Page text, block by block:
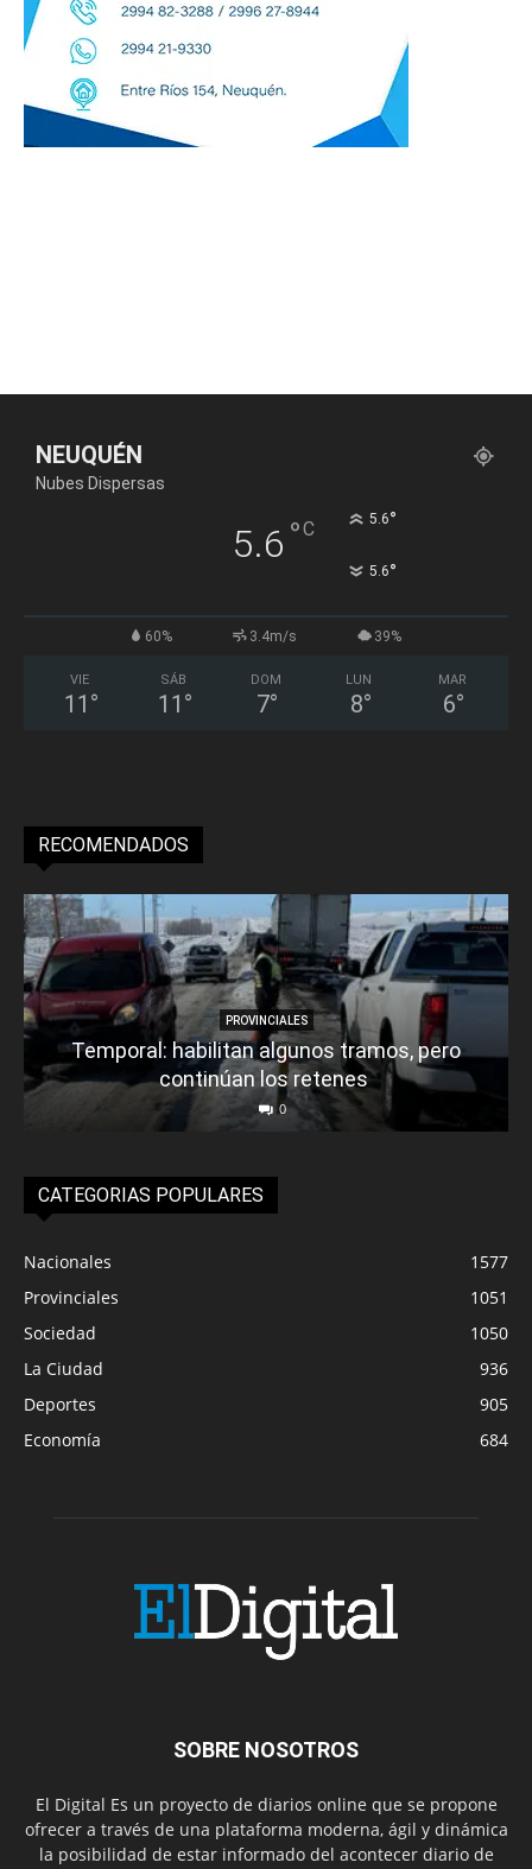
NEUQUÉN
Nubes Dispersas
5.6 °C 5.6°
5.6°
60% 3.4m/s 39%
VIE
11 °
SÁB
11 °
DOM
7°
LUN
8°
MAR
6°
RECOMENDADOS
PROVINCIALES
Temporal: habilitan algunos tramos, pero
continúan los retenes
0
CATEGORIAS POPULARES
Nacionales
1577
Provinciales
1051
Sociedad
1050
La Ciudad
936
Deportes
905
Economía
684
SOBRE NOSOTROS
El Digital Es un proyecto de diarios online que se propone
ofrecer a través de una plataforma moderna, ágil y dinámica
la posibilidad de estar informado del acontecer diario de